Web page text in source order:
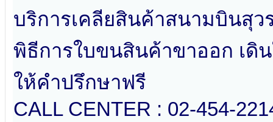
บริการเคลียสินค้าสนามบินสุ
พิธีการใบขนสินค้าขาออก เดิ
ให้คำปรึกษาฟรี
CALL CENTER : 02-454-